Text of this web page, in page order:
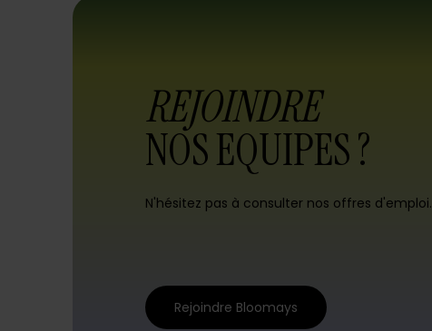
REJOINDRE
NOS EQUIPES ?
N'hésitez pas à consulter nos offres d'emploi.
Rejoindre Bloomays